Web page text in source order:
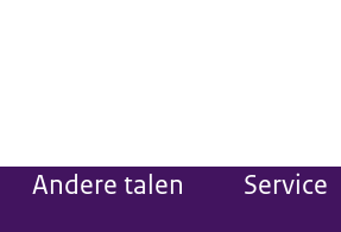
Andere talen Service